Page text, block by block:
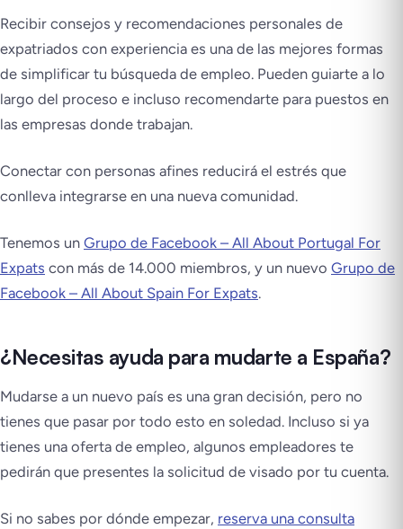
Recibir consejos y recomendaciones personales de
expatriados con experiencia es una de las mejores formas
de simplificar tu búsqueda de empleo. Pueden guiarte a lo
largo del proceso e incluso recomendarte para puestos en
las empresas donde trabajan.
Conectar con personas afines reducirá el estrés que
conlleva integrarse en una nueva comunidad.
Tenemos un Grupo de Facebook – All About Portugal For
Expats con más de 14.000 miembros, y un nuevo Grupo de
Facebook – All About Spain For Expats.
¿Necesitas ayuda para mudarte a España?
Mudarse a un nuevo país es una gran decisión, pero no
tienes que pasar por todo esto en soledad. Incluso si ya
tienes una oferta de empleo, algunos empleadores te
pedirán que presentes la solicitud de visado por tu cuenta.
Si no sabes por dónde empezar, reserva una consulta